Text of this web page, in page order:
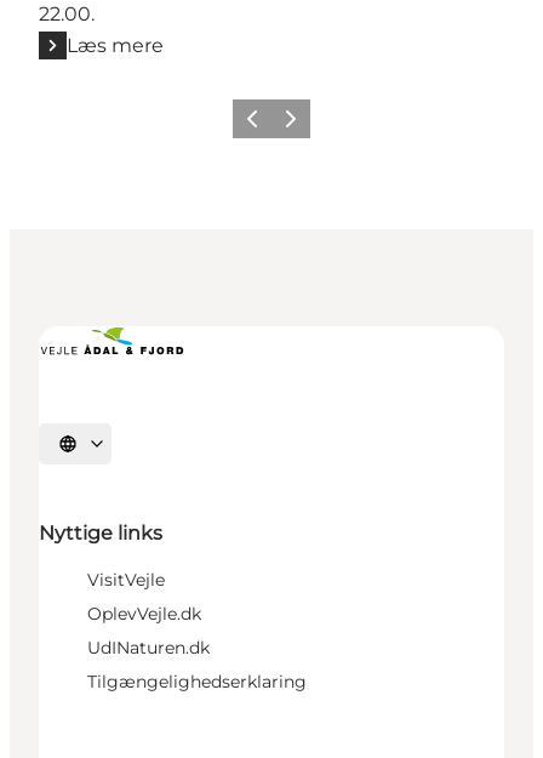
22.00.
Læs mere
ForrigeNæste
Vælg sprog
Nyttige links
VisitVejle
OplevVejle.dk
UdINaturen.dk
Tilgængelighedserklaring